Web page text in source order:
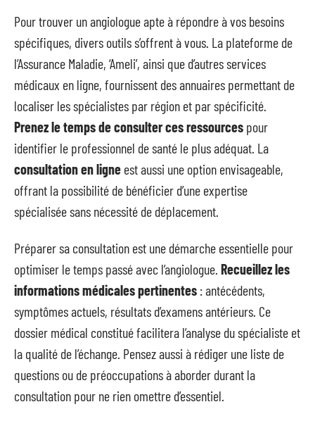
Pour trouver un angiologue apte à répondre à vos besoins
spécifiques, divers outils s’offrent à vous. La plateforme de
l’Assurance Maladie, ‘Ameli’, ainsi que d’autres services
médicaux en ligne, fournissent des annuaires permettant de
localiser les spécialistes par région et par spécificité.
Prenez le temps de consulter ces ressources pour
identifier le professionnel de santé le plus adéquat. La
consultation en ligne est aussi une option envisageable,
offrant la possibilité de bénéficier d’une expertise
spécialisée sans nécessité de déplacement.
Préparer sa consultation est une démarche essentielle pour
optimiser le temps passé avec l’angiologue. Recueillez les
informations médicales pertinentes : antécédents,
symptômes actuels, résultats d’examens antérieurs. Ce
dossier médical constitué facilitera l’analyse du spécialiste et
la qualité de l’échange. Pensez aussi à rédiger une liste de
questions ou de préoccupations à aborder durant la
consultation pour ne rien omettre d’essentiel.